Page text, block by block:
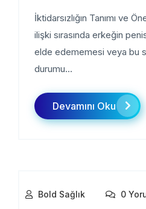
İktidarsızlığın Tanımı ve
ilişki sırasında erkeğin
elde edememesi veya bu
durumu...
Devamını Oku
Bold Sağlık 0